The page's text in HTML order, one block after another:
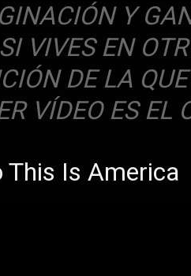
Y
VIVES EN
DE LA
VÍDEO ES EL
This Is America